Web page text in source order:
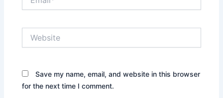
Save my name, email, and website in this browser
for the next time I comment.